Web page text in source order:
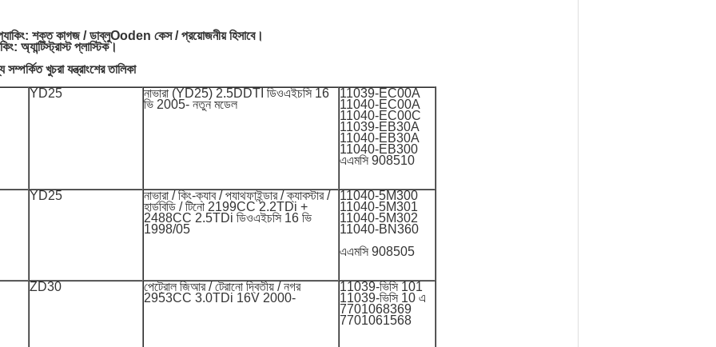
শক্ত কাগজ / ডাব্লুOoden কেস / প্রয়োজনীয় হিসাবে।
অ্যান্টিস্ট্রাস্ট প্লাস্টিক।
সম্পর্কিত খুচরা যন্ত্রাংশের তালিকা
YD25
নাভারা (YD25) 2.5DDTI ডিওএইচসি 16
ভি 2005- নতুন মডেল
11039-EC00A
11040-EC00A
11040-EC00C
11039-EB30A
11040-EB30A
11040-EB300
এএমসি 908510
YD25
নাভারা / কিং-ক্যাব / প্যাথফাইন্ডার / ক্যাবস্টার /
হার্ডবিডি / টিনো 2199CC 2.2TDi +
2488CC 2.5TDi ডিওএইচসি 16 ভি
1998/05
11040-5M300
11040-5M301
11040-5M302
11040-BN360
এএমসি 908505
ZD30
পেট্রোল জিআর / টেরানো দ্বিতীয় / নগর
2953CC 3.0TDi 16V 2000-
11039-ভিসি 101
11039-ভিসি 10 এ
7701068369
7701061568